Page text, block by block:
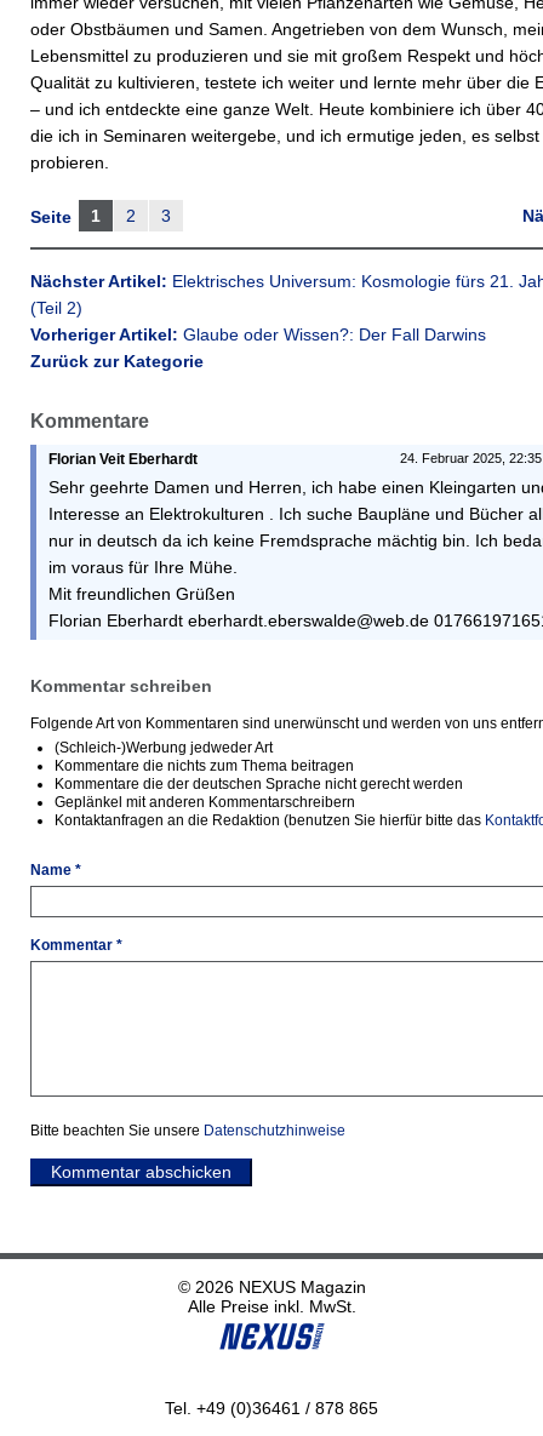
oder Obstbäumen und Samen. Angetrieben von dem Wunsch,
Lebensmittel zu produzieren und sie mit großem Respekt und
Qualität zu kultivieren, testete ich weiter und lernte mehr über die
– und ich entdeckte eine ganze Welt. Heute kombiniere ich über
die ich in Seminaren weitergebe, und ich ermutige jeden, es selbst
probieren.
Seite 1 2 3
Nächster Artikel: Elektrisches Universum: Kosmologie fürs 21.
(Teil 2)
Vorheriger Artikel: Glaube oder Wissen?: Der Fall Darwins
Zurück zur Kategorie
Kommentare
24. Februar 2025,
Florian Veit Eberhardt
Sehr geehrte Damen und Herren, ich habe einen Kleingarten
Interesse an Elektrokulturen . Ich suche Baupläne und Bücher
nur in deutsch da ich keine Fremdsprache mächtig bin. Ich
im voraus für Ihre Mühe.
Mit freundlichen Grüßen
Florian Eberhardt eberhardt.eberswalde@web.de
Kommentar schreiben
Folgende Art von Kommentaren sind unerwünscht und werden von uns
(Schleich-)Werbung jedweder Art
Kommentare die nichts zum Thema beitragen
Kommentare die der deutschen Sprache nicht gerecht werden
Geplänkel mit anderen Kommentarschreibern
Kontaktanfragen an die Redaktion (benutzen Sie hierfür bitte das
Name *
Kommentar *
Bitte beachten Sie unsere Datenschutzhinweise
Kommentar abschicken
© 2026 NEXUS Magazin
Alle Preise inkl. MwSt.
Tel. +49 (0)36461 / 878 865